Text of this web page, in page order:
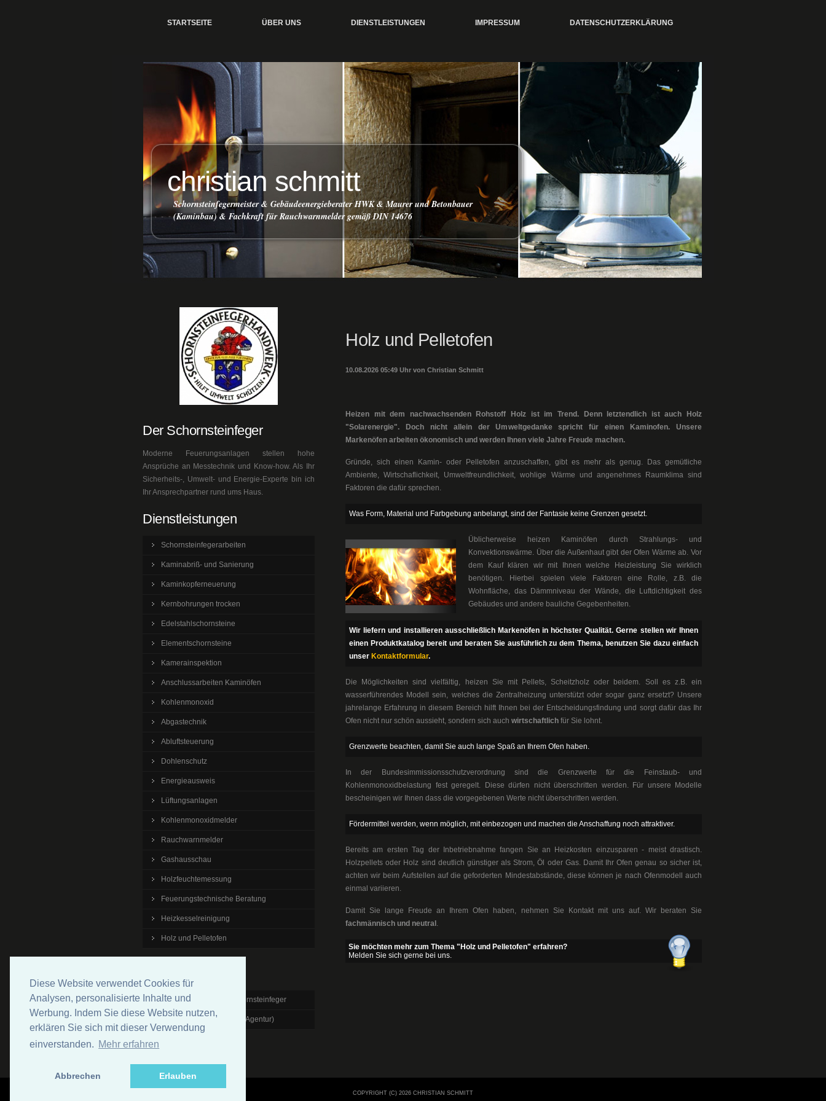
Diese Website verwendet Cookies für
Analysen, personalisierte Inhalte und
Werbung. Indem Sie diese Website nutzen,
erklären Sie sich mit dieser Verwendung
einverstanden. Mehr erfahren
Abbrechen Erlauben
STARTSEITE ÜBER UNS DIENSTLEISTUNGEN IMPRESSUM DATENSCHUTZERKLÄRUNG
christian schmitt
Schornsteinfegermeister & Gebäudeenergieberater HWK & Maurer und Betonbauer
(Kaminbau) & Fachkraft für Rauchwarnmelder gemäß DIN 14676
Holz und Pelletofen
10.08.2026 05:49 Uhr von Christian Schmitt
Heizen mit dem nachwachsenden Rohstoff Holz ist im Trend. Denn letztendlich ist auch Holz
"Solarenergie". Doch nicht allein der Umweltgedanke spricht für einen Kaminofen. Unsere
Markenöfen arbeiten ökonomisch und werden Ihnen viele Jahre Freude machen.
Gründe, sich einen Kamin- oder Pelletofen anzuschaffen, gibt es mehr als genug. Das gemütliche
Ambiente, Wirtschaflichkeit, Umweltfreundlichkeit, wohlige Wärme und angenehmes Raumklima sind
Faktoren die dafür sprechen.
Was Form, Material und Farbgebung anbelangt, sind der Fantasie keine Grenzen gesetzt.
Üblicherweise heizen Kaminöfen durch Strahlungs- und
Konvektionswärme. Über die Außenhaut gibt der Ofen Wärme ab. Vor
dem Kauf klären wir mit Ihnen welche Heizleistung Sie wirklich
benötigen. Hierbei spielen viele Faktoren eine Rolle, z.B. die
Wohnfläche, das Dämmniveau der Wände, die Luftdichtigkeit des
Gebäudes und andere bauliche Gegebenheiten.
Wir liefern und installieren ausschließlich Markenöfen in höchster Qualität. Gerne stellen wir Ihnen
einen Produktkatalog bereit und beraten Sie ausführlich zu dem Thema, benutzen Sie dazu einfach
unser Kontaktformular.
Die Möglichkeiten sind vielfältig, heizen Sie mit Pellets, Scheitzholz oder beidem. Soll es z.B. ein
wasserführendes Modell sein, welches die Zentralheizung unterstützt oder sogar ganz ersetzt? Unsere
jahrelange Erfahrung in diesem Bereich hilft Ihnen bei der Entscheidungsfindung und sorgt dafür das Ihr
Ofen nicht nur schön aussieht, sondern sich auch wirtschaftlich für Sie lohnt.
Grenzwerte beachten, damit Sie auch lange Spaß an Ihrem Ofen haben.
In der Bundesimmissionsschutzverordnung sind die Grenzwerte für die Feinstaub- und
Kohlenmonoxidbelastung fest geregelt. Diese dürfen nicht überschritten werden. Für unsere Modelle
bescheinigen wir Ihnen dass die vorgegebenen Werte nicht überschritten werden.
Fördermittel werden, wenn möglich, mit einbezogen und machen die Anschaffung noch attraktiver.
Bereits am ersten Tag der Inbetriebnahme fangen Sie an Heizkosten einzusparen - meist drastisch.
Holzpellets oder Holz sind deutlich günstiger als Strom, Öl oder Gas. Damit Ihr Ofen genau so sicher ist,
achten wir beim Aufstellen auf die geforderten Mindestabstände, diese können je nach Ofenmodell auch
einmal variieren.
Damit Sie lange Freude an Ihrem Ofen haben, nehmen Sie Kontakt mit uns auf. Wir beraten Sie
fachmännisch und neutral .
Sie möchten mehr zum Thema "Holz und Pelletofen" erfahren?
Melden Sie sich gerne bei uns.
Der Schornsteinfeger
Moderne Feuerungsanlagen stellen hohe
Ansprüche an Messtechnik und Know-how. Als Ihr
Sicherheits-, Umwelt- und Energie-Experte bin ich
Ihr Ansprechpartner rund ums Haus.
Dienstleistungen
Schornsteinfegerarbeiten
Kaminabriß- und Sanierung
Kaminkopferneuerung
Kernbohrungen trocken
Edelstahlschornsteine
Elementschornsteine
Kamerainspektion
Anschlussarbeiten Kaminöfen
Kohlenmonoxid
Abgastechnik
Abluftsteuerung
Dohlenschutz
Energieausweis
Lüftungsanlagen
Kohlenmonoxidmelder
Rauchwarnmelder
Gashausschau
Holzfeuchtemessung
Feuerungstechnische Beratung
Heizkesselreinigung
Holz und Pelletofen
Bundesverband der Schornsteinfeger
Dena (Deutsche Energie Agentur)
COPYRIGHT (C) 2026 CHRISTIAN SCHMITT